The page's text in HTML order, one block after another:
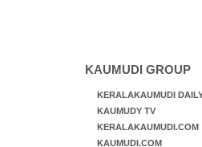
KAUMUDI GROUP
KERALAKAUMUDI
KAUMUDY TV
KERALAKAUMUDI.COM
KAUMUDI.COM